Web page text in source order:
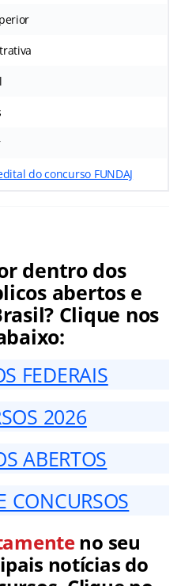
do concurso FUNDAJ
dentro dos
abertos e
Clique nos
FEDERAIS
2026
ABERTOS
CONCURSOS
no seu
notícias do